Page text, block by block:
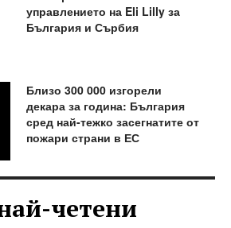
управлението на Eli Lilly за
България и Сърбия
Близо 300 000 изгорели
декара за година: България
сред най-тежко засегнатите от
пожари страни в ЕС
четени